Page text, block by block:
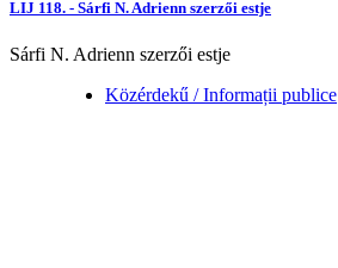
LIJ 118. - Sárfi N. Adrienn szerzői estje
Sárfi N. Adrienn szerzői estje
Közérdekű / Informații publice